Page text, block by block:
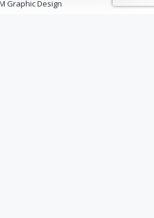
Graphic Design